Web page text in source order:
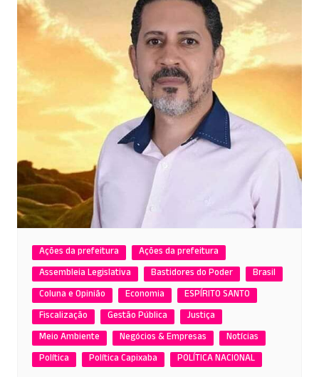
Ações da prefeitura
Ações da prefeitura
Assembleia Legislativa
Bastidores do Poder
Brasil
Coluna e Opinião
Economia
ESPÍRITO SANTO
Fiscalização
Gestão Pública
Justiça
Meio Ambiente
Negócios & Empresas
Notícias
Política
Política Capixaba POLÍTICA NACIONAL